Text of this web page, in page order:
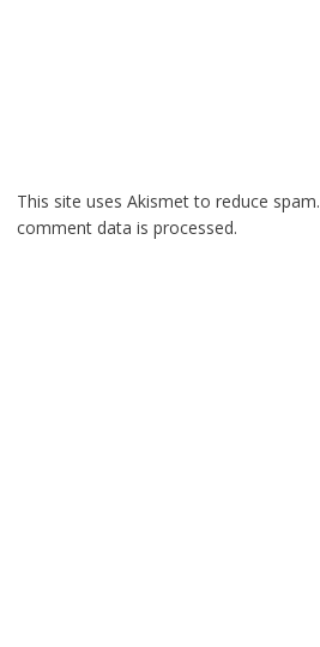
This site uses Akismet to reduce spam.
comment data is processed.